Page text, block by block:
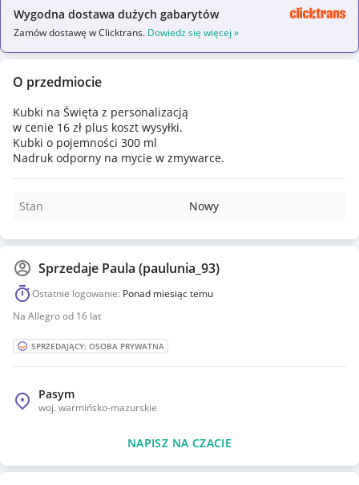
Wygodna dostawa dużych gabarytów
Zamów dostawę w Clicktrans. Dowiedz się więcej »
O przedmiocie
Kubki na Święta z personalizacją
w cenie 16 zł plus koszt wysyłki.
Kubki o pojemności 300 ml
Nadruk odporny na mycie w zmywarce.
Stan Nowy
Sprzedaje Paula (paulunia_93)
Ostatnie logowanie: Ponad miesiąc temu
Na Allegro od 16 lat
SPRZEDAJĄCY: OSOBA PRYWATNA
Pasym
woj. warmińsko-mazurskie
NAPISZ NA CZACIE